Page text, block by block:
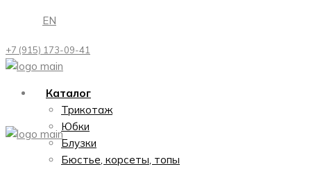
Перейти
содержимому
EN
+7 (915) 173-09-41
Каталог
Трикотаж
Юбки
Блузки
Бюстье, корсеты, топы